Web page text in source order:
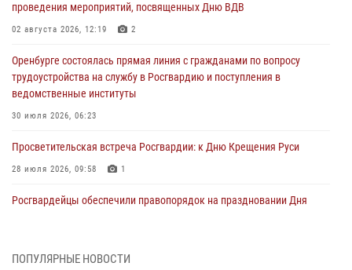
проведения мероприятий, посвященных Дню ВДВ
02 августа 2026, 12:19 2
Оренбурге состоялась прямая линия с гражданами по вопросу
трудоустройства на службу в Росгвардию и поступления в
ведомственные институты
30 июля 2026, 06:23
Просветительская встреча Росгвардии: к Дню Крещения Руси
28 июля 2026, 09:58 1
Росгвардейцы обеспечили правопорядок на праздновании Дня
ПОПУЛЯРНЫЕ НОВОСТИ